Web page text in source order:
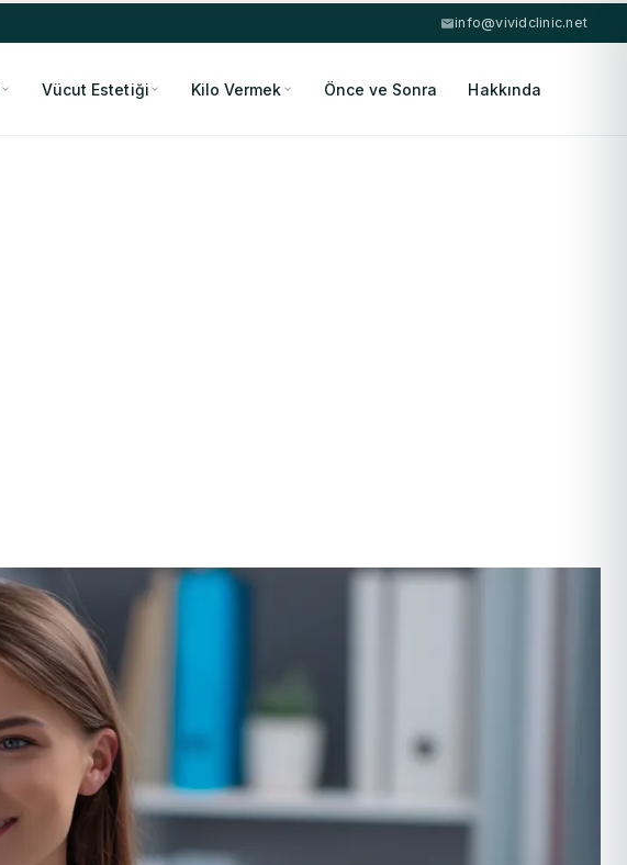
info@vividclinic.net
Vücut Estetiği Kilo Vermek Önce ve Sonra Hakkında